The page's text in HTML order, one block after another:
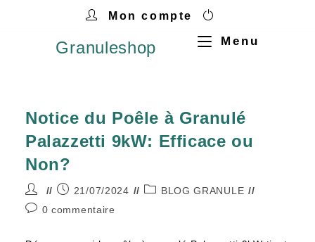
Mon compte
Granuleshop Menu
Notice du Poêle à Granulé
Palazzetti 9kW: Efficace ou
Non?
21/07/2024
BLOG GRANULE
0 commentaire